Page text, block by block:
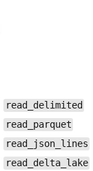
read_delimited
read_parquet
read_json_lines
read_delta_lake